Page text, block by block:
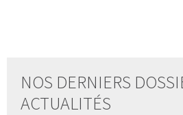
NOS DERNIERS
ACTUALITÉS